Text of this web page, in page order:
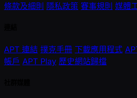
條款及細則 隱私政策 賽事規則 媒體
APT 連結 撲克手冊 下載應用程式
帳戶 APT Play 歷史網站歸檔